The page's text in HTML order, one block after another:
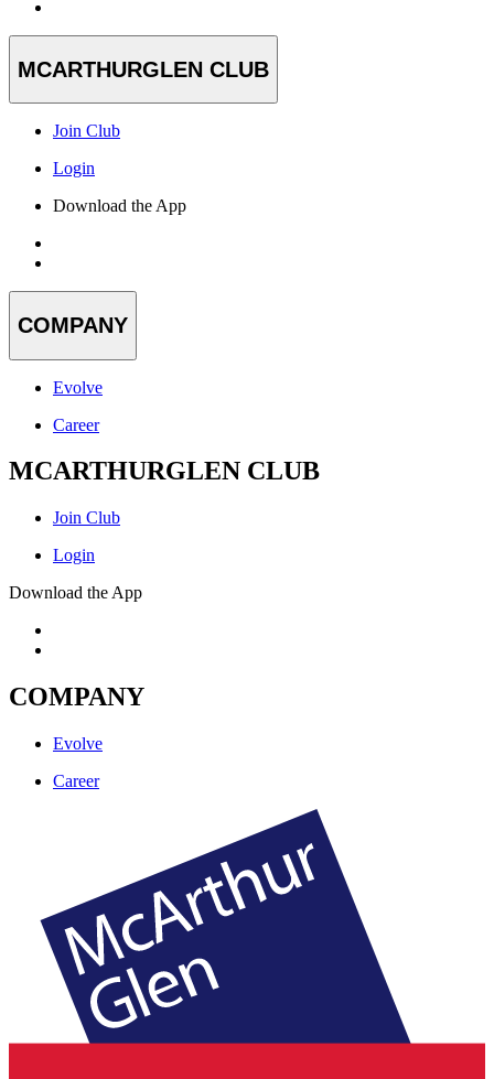
MCARTHURGLEN CLUB
Join Club
Login
Download the App
COMPANY
Evolve
Career
MCARTHURGLEN CLUB
Join Club
Login
Download the App
COMPANY
Evolve
Career